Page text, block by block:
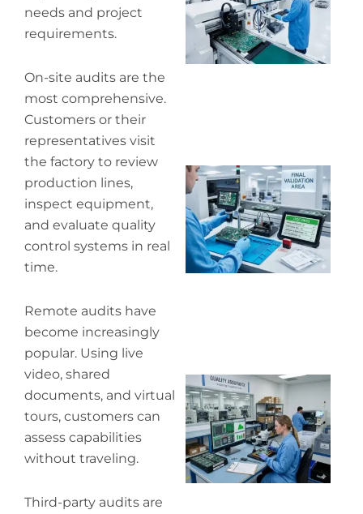
needs and project
requirements.
On-site audits are the
most comprehensive.
Customers or their
representatives visit
the factory to review
production lines,
inspect equipment,
and evaluate quality
control systems in real
time.
Remote audits have
become increasingly
popular. Using live
video, shared
documents, and virtual
tours, customers can
assess capabilities
without traveling.
Third-party audits are